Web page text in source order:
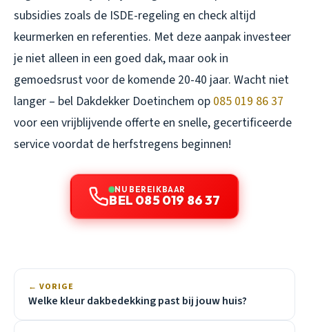
subsidies zoals de ISDE-regeling en check altijd
keurmerken en referenties. Met deze aanpak investeer
je niet alleen in een goed dak, maar ook in
gemoedsrust voor de komende 20-40 jaar. Wacht niet
langer – bel Dakdekker Doetinchem op 085 019 86 37
voor een vrijblijvende offerte en snelle, gecertificeerde
service voordat de herfstregens beginnen!
NU BEREIKBAAR
BEL 085 019 86 37
← VORIGE
Welke kleur dakbedekking past bij jouw huis?